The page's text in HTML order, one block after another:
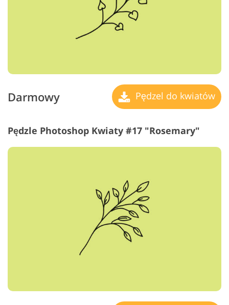
Darmowy Pędzel do kwiatów
Pędzle Photoshop Kwiaty #17 "Rosemary"